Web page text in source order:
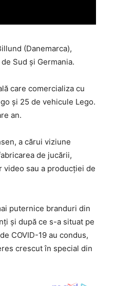
(Danemarca),
Sud şi Germania.
care comercializa cu
și 25 de vehicule Lego.
an.
a cărui viziune
de jucării,
video sau a producţiei de
puternice branduri din
şi după ce s-a situat pe
COVID-19 au condus,
crescut în special din